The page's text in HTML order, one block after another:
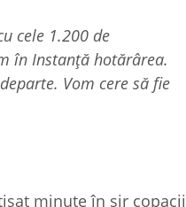
cele 1.200 de
în Instanță hotărârea.
Vom cere să fie
minute în șir copacii